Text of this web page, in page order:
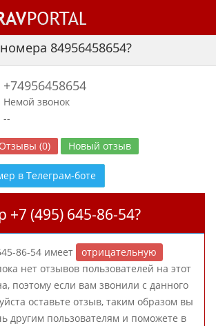
84956458654?
+74956458654
Немой звонок
--
Отзывы (0) Новый отзыв
в Телеграм-боте
(495) 645-86-54?
86-54 имеет
отрицательную
нет отзывов пользователей на этот
поэтому если вам звонили с данного
оставьте отзыв, таким образом вы
другим пользователям и поможете в